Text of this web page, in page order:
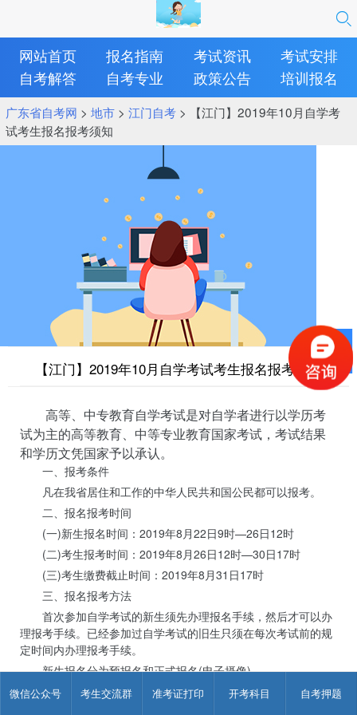
微信公众号 考生交流群 准考证打印 开考科目 自考押题
网站首页 报名指南 考试资讯
考试安排
自考解答
自考专业 政策公告 培训报名
广东省自考网 > 地市> 江门自考> 【江门】2019年10月自学考
试考生报名报考须知
【江门】2019年10月自学考试考生报名报考须知
高等、中专教育自学考试是对自学者进行以学历考
试为主的高等教育、中等专业教育国家考试，考试结果
和学历文凭国家予以承认。
一、报考条件
凡在我省居住和工作的中华人民共和国公民都可以报考。
二、报名报考时间
(一)新生报名时间：2019年8月22日9时—26日12时
(二)考生报考时间：2019年8月26日12时—30日17时
(三)考生缴费截止时间：2019年8月31日17时
三、报名报考方法
首次参加自学考试的新生须先办理报名手续，然后才可以办
理报考手续。已经参加过自学考试的旧生只须在每次考试前的规
定时间内办理报考手续。
新生报名分为预报名和正式报名(电子摄像)。
1、新生报名(2019年8月22日9时—26日12时)